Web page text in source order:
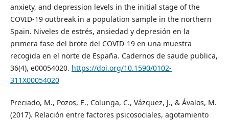
anxiety, and depression levels in the initial stage of the
COVID-19 outbreak in a population sample in the northern
Spain. Niveles de estrés, ansiedad y depresión en la
primera fase del brote del COVID-19 en una muestra
recogida en el norte de España. Cadernos de saude publica,
36(4), e00054020. https://doi.org/10.1590/0102-
311X00054020
Preciado, M., Pozos, E., Colunga, C., Vázquez, J., & Ávalos, M.
(2017). Relación entre factores psicosociales, agotamiento